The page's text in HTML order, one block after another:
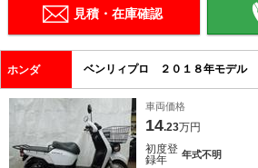
見積・在庫確認
ホンダ ベンリィプロ ２０１８年モデル
車両価格
14.23万円
初度登
録年
年式不明